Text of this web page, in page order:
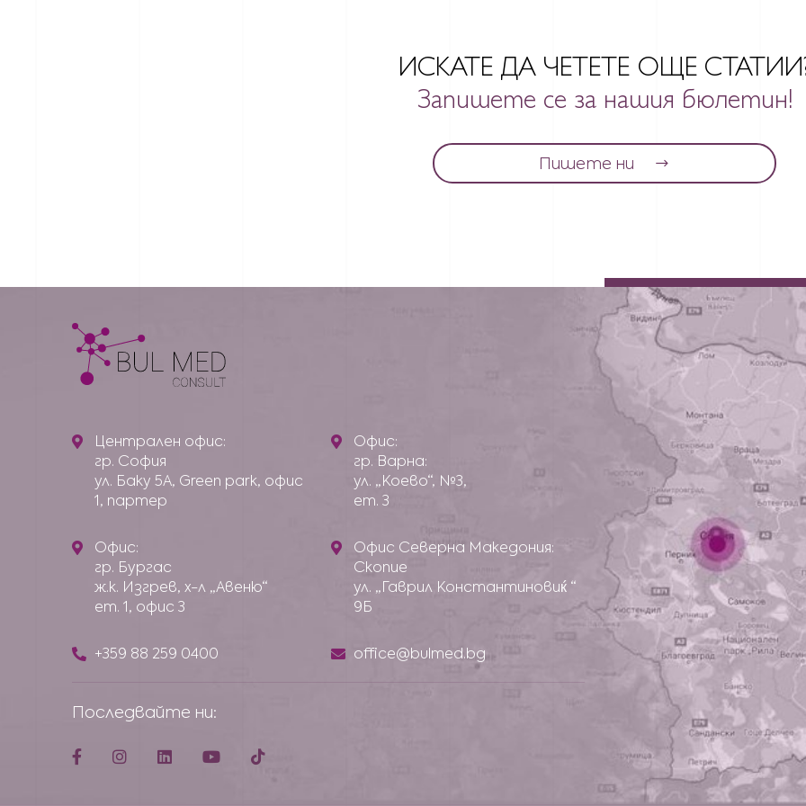
ИСКАТЕ ДА ЧЕТЕТЕ ОЩЕ
Запишете се за нашия бюлетин!
Пишете ни
Централен офис:
гр. София
ул. Баку 5А, Green park, офис
1, партер
Офис:
гр. Варна:
ул. „Коево“, №3,
ет. 3
Офис:
гр. Бургас
ж.к. Изгрев, х-л „Авеню“
ет. 1, офис 3
Офис Северна Македония:
Скопие
ул. „Гаврил Константиновиќ “
9Б
+359 88 259 0400 office@bulmed.bg
Последвайте ни: